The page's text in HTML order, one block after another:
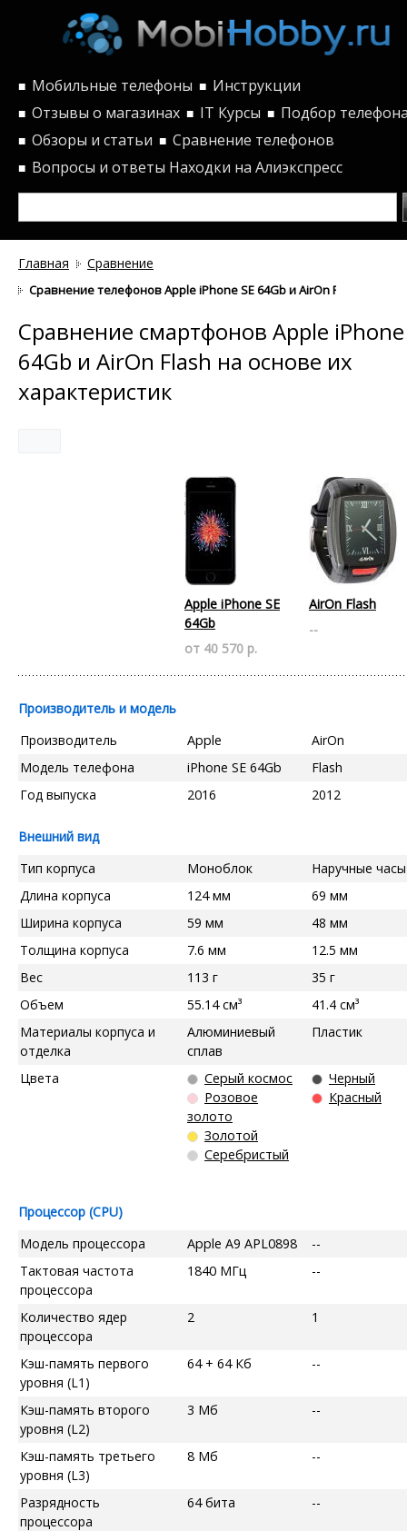
■ Мобильные телефоны ■ Инструкции
■ Отзывы о магазинах ■ IT Курсы ■ Подбор
■ Обзоры и статьи ■ Сравнение телефонов
■ Вопросы и ответы Находки на Алиэкспресс
Главная Сравнение
Сравнение телефонов Apple iPhone SE 64Gb и AirOn Flash по
Сравнение смартфонов Apple iPhone
64Gb и AirOn Flash на основе их
характеристик
Apple iPhone SE
64Gb
от 40 570 р.
AirOn Flash
--
Производитель и модель
Производитель
Apple
AirOn
Модель телефона
iPhone SE 64Gb
Flash
Год выпуска
2016 2012
Внешний вид
Тип корпуса
Моноблок
Наручные часы
Длина корпуса
124 мм
69 мм
Ширина корпуса
59 мм
48 мм
Толщина корпуса
7.6 мм
12.5 мм
Вес
113 г
35 г
Объем
55.14 см³
41.4 см³
Материалы корпуса и
отделка
Алюминиевый
сплав
Пластик
Цвета
Серый космос
Розовое
золото
Золотой
Серебристый
Черный
Красный
Процессор (CPU)
Модель процессора
Apple A9 APL0898
--
Тактовая частота
процессора
1840 МГц --
Количество ядер
процессора
2 1
Кэш-память первого
уровня (L1)
64 + 64 Кб --
Кэш-память второго
уровня (L2)
3 Мб --
Кэш-память третьего
уровня (L3)
8 Мб --
Разрядность
процессора
64 бита --